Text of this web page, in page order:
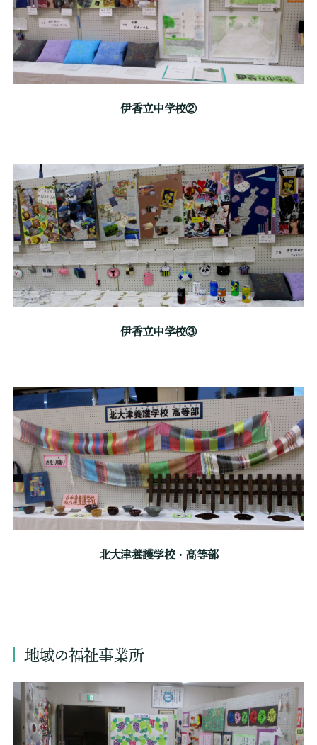
伊香立中学校②
伊香立中学校③
北大津養護学校・高等部
地域の福祉事業所